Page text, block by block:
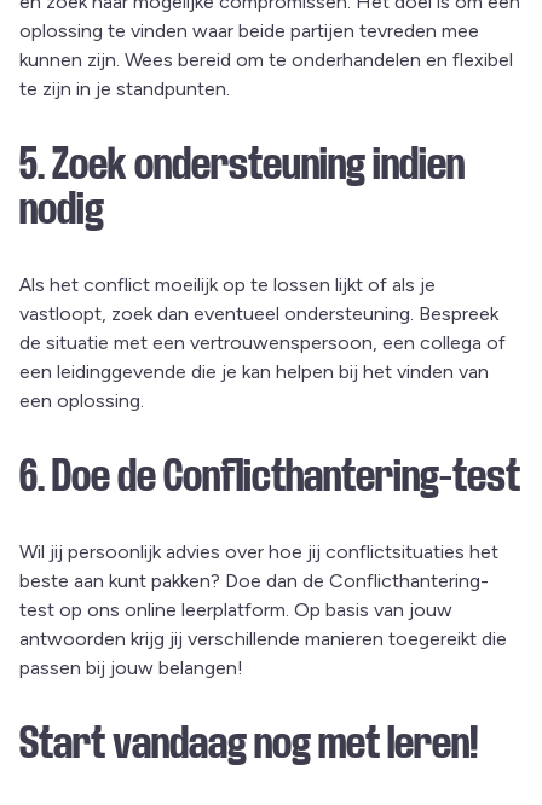
oplossing te vinden waar beide partijen tevreden mee
kunnen zijn. Wees bereid om te onderhandelen en flexibel
te zijn in je standpunten.
5. Zoek ondersteuning indien
nodig
Als het conflict moeilijk op te lossen lijkt of als je
vastloopt, zoek dan eventueel ondersteuning. Bespreek
de situatie met een vertrouwenspersoon, een collega of
een leidinggevende die je kan helpen bij het vinden van
een oplossing.
6. Doe de Conflicthantering-test
Wil jij persoonlijk advies over hoe jij conflictsituaties het
beste aan kunt pakken? Doe dan de Conflicthantering-
test op ons online leerplatform. Op basis van jouw
antwoorden krijg jij verschillende manieren toegereikt die
passen bij jouw belangen!
Start vandaag nog met leren!